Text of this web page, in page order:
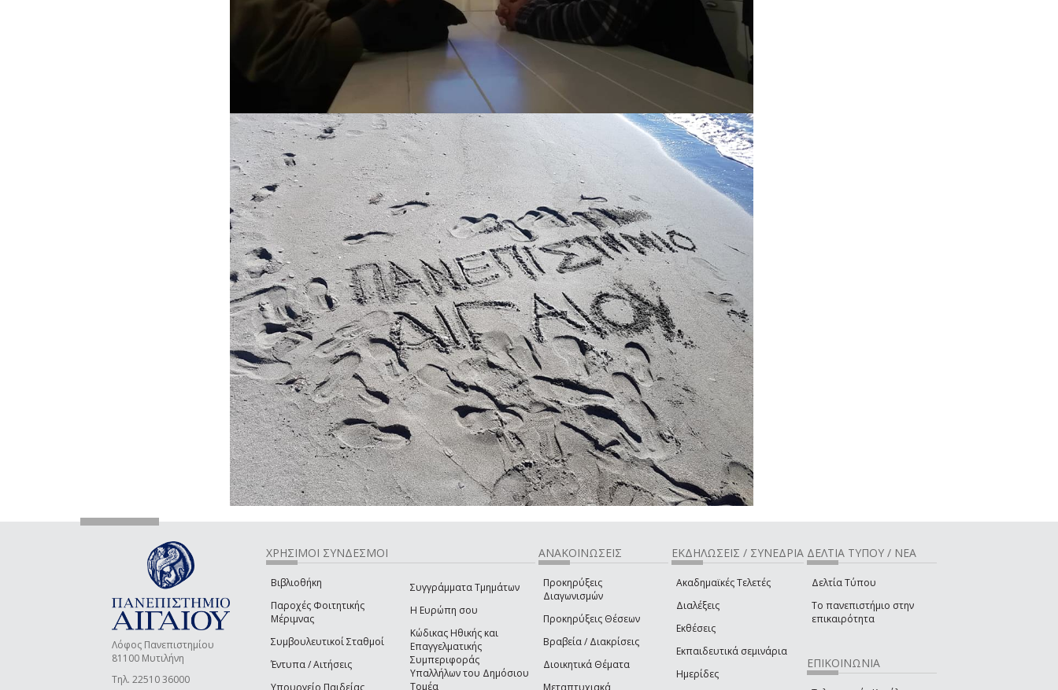
Λόφος Πανεπιστημίου
81100 Μυτιλήνη
Τηλ. 22510 36000
ΧΡΗΣΙΜΟΙ ΣΥΝΔΕΣΜΟΙ
Βιβλιοθήκη
Παροχές Φοιτητικής
Μέριμνας
Συμβουλευτικοί Σταθμοί
Έντυπα / Αιτήσεις
Υπουργείο Παιδείας
Συγγράμματα Τμημάτων
Η Ευρώπη σου
Κώδικας Ηθικής και
Επαγγελματικής
Συμπεριφοράς
Υπαλλήλων του Δημόσιου
Τομέα
ΑΝΑΚΟΙΝΩΣΕΙΣ
Προκηρύξεις
Διαγωνισμών
Προκηρύξεις Θέσεων
Βραβεία / Διακρίσεις
Διοικητικά Θέματα
Μεταπτυχιακά
ΕΚΔΗΛΩΣΕΙΣ / ΣΥΝΕΔΡΙΑ
Ακαδημαϊκές Τελετές
Διαλέξεις
Εκθέσεις
Εκπαιδευτικά σεμινάρια
Ημερίδες
ΔΕΛΤΙΑ ΤΥΠΟΥ / ΝΕΑ
Δελτία Τύπου
Το πανεπιστήμιο στην
επικαιρότητα
ΕΠΙΚΟΙΝΩΝΙΑ